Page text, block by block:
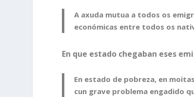
A axuda mutua a todos os
económicas entre todos os
En que estado chegaban eses
En estado de pobreza, en
cun grave problema engadido